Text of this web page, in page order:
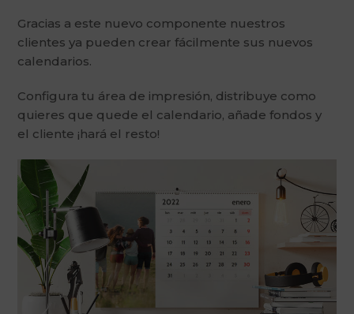
Gracias a este nuevo componente nuestros
clientes ya pueden crear fácilmente sus nuevos
calendarios.
Configura tu área de impresión, distribuye como
quieres que quede el calendario, añade fondos y
el cliente ¡hará el resto!